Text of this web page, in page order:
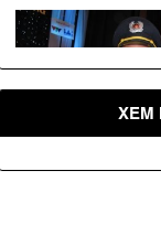
XEM